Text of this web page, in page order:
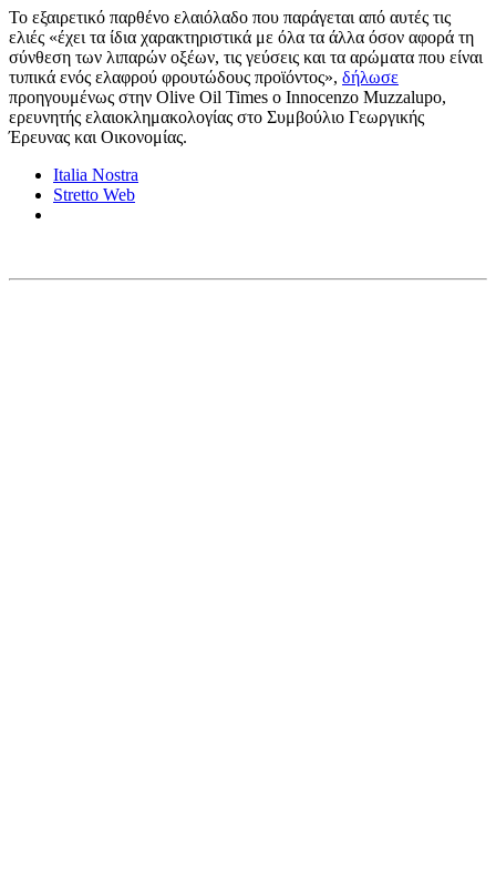
Το εξαιρετικό παρθένο ελαιόλαδο που παράγεται από αυτές τις
ελιές «έχει τα ίδια χαρακτηριστικά με όλα τα άλλα όσον αφορά τη
σύνθεση των λιπαρών οξέων, τις γεύσεις και τα αρώματα που είναι
τυπικά ενός ελαφρού φρουτώδους προϊόντος», δήλωσε
προηγουμένως στην Olive Oil Times ο Innocenzo Muzzalupo,
ερευνητής ελαιοκλημακολογίας στο Συμβούλιο Γεωργικής
Έρευνας και Οικονομίας.
Italia Nostra
Stretto Web